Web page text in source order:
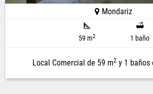
Mondariz
59 m2 1 baño
Local Comercial de 59 m2y 1 baños